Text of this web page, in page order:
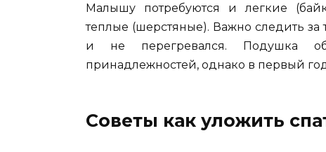
Малышу потребуются и легкие
теплые (шерстяные). Важно следить за
и не перегревался. Подушка
принадлежностей, однако в первый
Советы как уложить